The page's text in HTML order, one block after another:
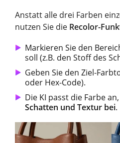
Anstatt alle drei Farben
nutzen Sie die Recolor-
Markieren Sie den
soll (z.B. den Stoff des
Geben Sie den Ziel-
oder Hex-Code).
Die KI passt die Farbe an,
Schatten und Textur bei.